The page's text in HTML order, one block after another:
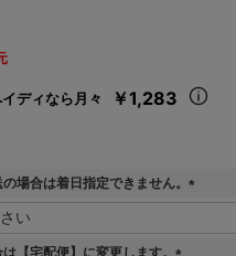
ディなら月々 ￥1,283
場合は着日指定できません。
(
【宅配便】に変更します。